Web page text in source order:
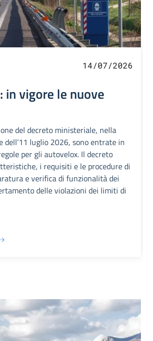
14/07/2026
in vigore le nuove
del decreto ministeriale, nella
dell’11 luglio 2026, sono entrate in
per gli autovelox. Il decreto
i requisiti e le procedure di
e verifica di funzionalità dei
delle violazioni dei limiti di